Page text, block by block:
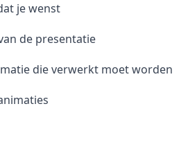
je wenst
de presentatie
die verwerkt moet worden